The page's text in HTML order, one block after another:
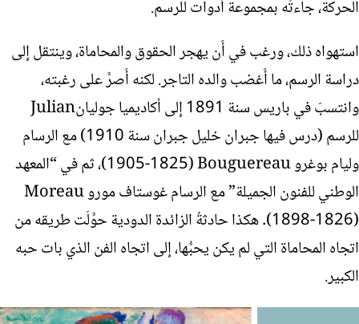
الحركة، جاءتْه بمجموعة أَدوات للرسم.
استهواه ذلك، ورغب في أَن يهجر الحقوق والمحاماة، وينتقل إِلى
دراسة الرسم، ما أَغضب والده التاجر. لكنه أَصرَّ على رغبته،
وانتسبَ في باريس سنة 1891 إِلى أكاديميا جوليان
Julian
للرسم (درس فيها جبران خليل جبران سنة 1910) مع الرسام
وليام بوغروBouguereau
(1825-1905)، ثم في “المعهد
الوطني للفنون الجميلة” مع الرسام غوستاف موروMoreau
(1826-1898). هكذا حادثةُ الزائدة الدودية حوَّلَت طريقه من
اتجاه المحاماة التي لم يكن يحبُّها، إِلى اتجاه الفن الذي بات حبه
الكبير.